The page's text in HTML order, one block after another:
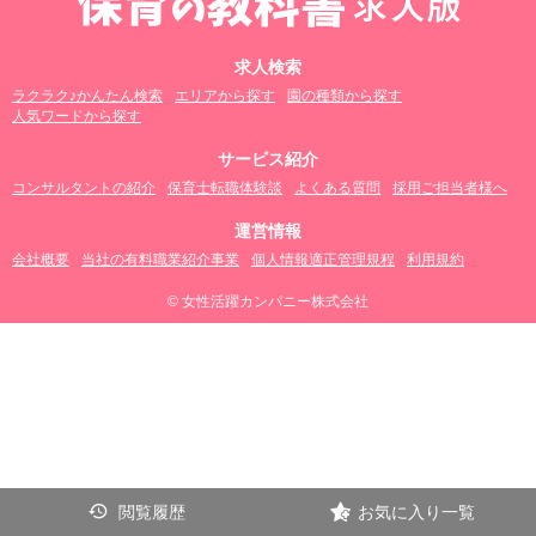
求人検索
ラクラク♪かんたん検索 エリアから探す
園の種類から探す
人気ワードから探す
サービス紹介
コンサルタントの紹介 保育士転職体験談 よくある質問 採用ご担当者様へ
運営情報
会社概要 当社の有料職業紹介事業 個人情報適正管理規程 利用規約
© 女性活躍カンパニー株式会社
閲覧履歴 お気に入り一覧